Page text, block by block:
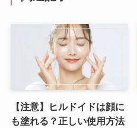
【注意】ヒルドイドは顔に
も塗れる？正しい使用方法